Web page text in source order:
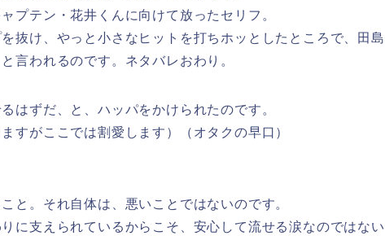
プテン・花井くんに向けて放ったセリフ。
抜け、やっと小さなヒットを打ちホッとしたところで、田島
言われるのです。ネタバレおわり。
ずだ、と、ハッパをかけられたのです。
すがここでは割愛します）（オタクの早口）
と。それ自体は、悪いことではないのです。
に支えられているからこそ、安心して流せる涙なのではない